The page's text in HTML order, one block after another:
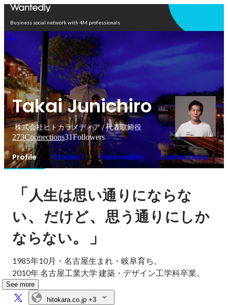
Business social network with 4M professionals
Takai Junichiro
株式会社ヒトカラメディア / 代表取締役
273Connections31Followers
Profile Stories 1 Personality Connections
「人生は思い通りにならな
い、 だけど、思う通りにしか
ならない。」
1985年10月・名古屋生まれ・岐阜育ち。
2010年 名古屋工業大学 建築・デザイン工学科卒業。
See more
hitokara.co.jp +3